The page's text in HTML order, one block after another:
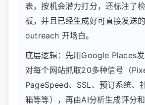
表，按机会潜力打分，还标注了
板，并且已经生成好可直接发送
outreach 开场白。
底层逻辑：先用Google Places
对每个网站抓取20多种信号（
PageSpeed、SSL、预订系统、
箱等等），再由AI分析生成评分